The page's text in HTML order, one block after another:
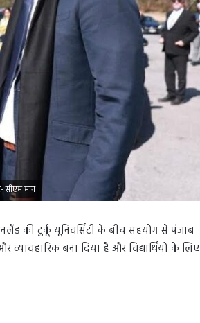
सीएम मान
की टुर्कू यूनिवर्सिटी के बीच सहयोग से पंजाब
बना दिया है और विद्यार्थियों के लिए